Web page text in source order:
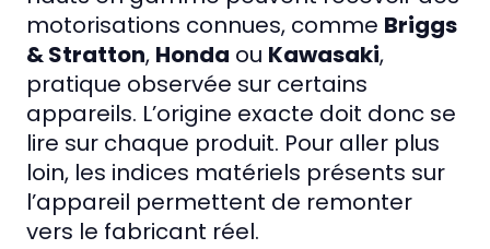
motorisations connues, comme Briggs
& Stratton, Honda ou Kawasaki,
pratique observée sur certains
appareils. L’origine exacte doit donc se
lire sur chaque produit. Pour aller plus
loin, les indices matériels présents sur
l’appareil permettent de remonter
vers le fabricant réel.